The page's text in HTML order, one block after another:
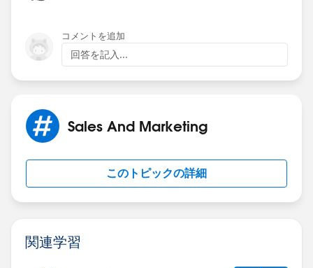
コメントを追加
回答を記入...
Sales And Marketing
このトピックの詳細
関連学習